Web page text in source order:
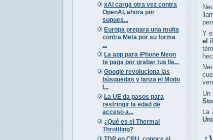
xAI carga otra vez contra
OpenAI, ahora por
supues...
Europa prepara una multa
contra Meta por su forma
...
La app para iPhone Neon
te paga por grabar tus lla...
Google revoluciona las
búsquedas y lanza el Modo
I...
La UE da pasos para
restringir la edad de
acceso a...
¿Qué es el Thermal
Throttling?
Y
el
Un
La